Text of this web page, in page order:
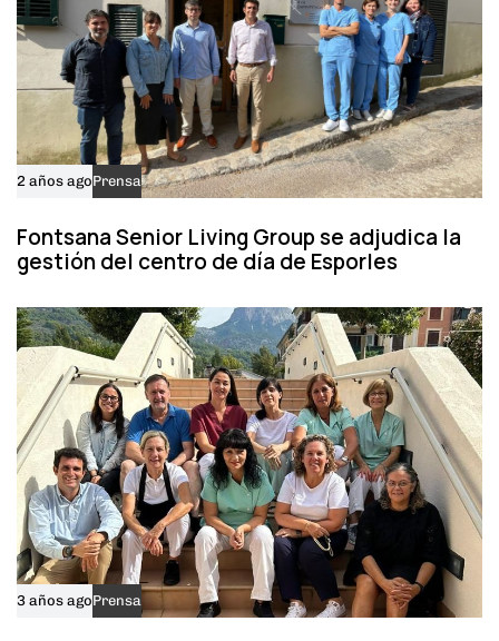
2 años agoPrensa
Fontsana Senior Living Group se adjudica la
gestión del centro de día de Esporles
3 años agoPrensa